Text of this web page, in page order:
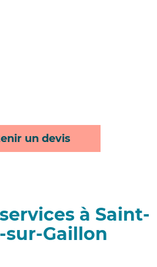
un devis
à Saint-
Gaillon